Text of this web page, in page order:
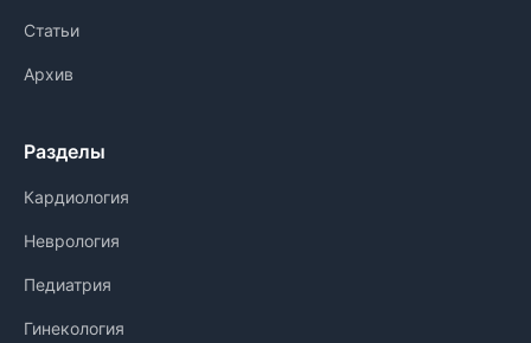
Статьи
Архив
Разделы
Кардиология
Неврология
Педиатрия
Гинекология